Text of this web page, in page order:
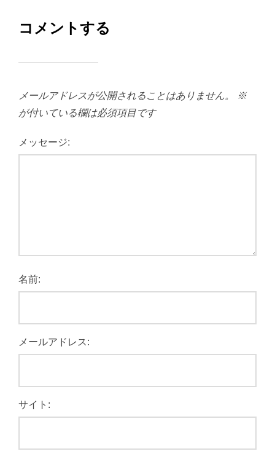
コメントする
メールアドレスが公開されることはありません。
※
が付いている欄は必須項目です
メッセージ:
名前:
メールアドレス:
サイト: